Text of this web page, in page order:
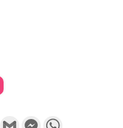
Email Gmail Messenger